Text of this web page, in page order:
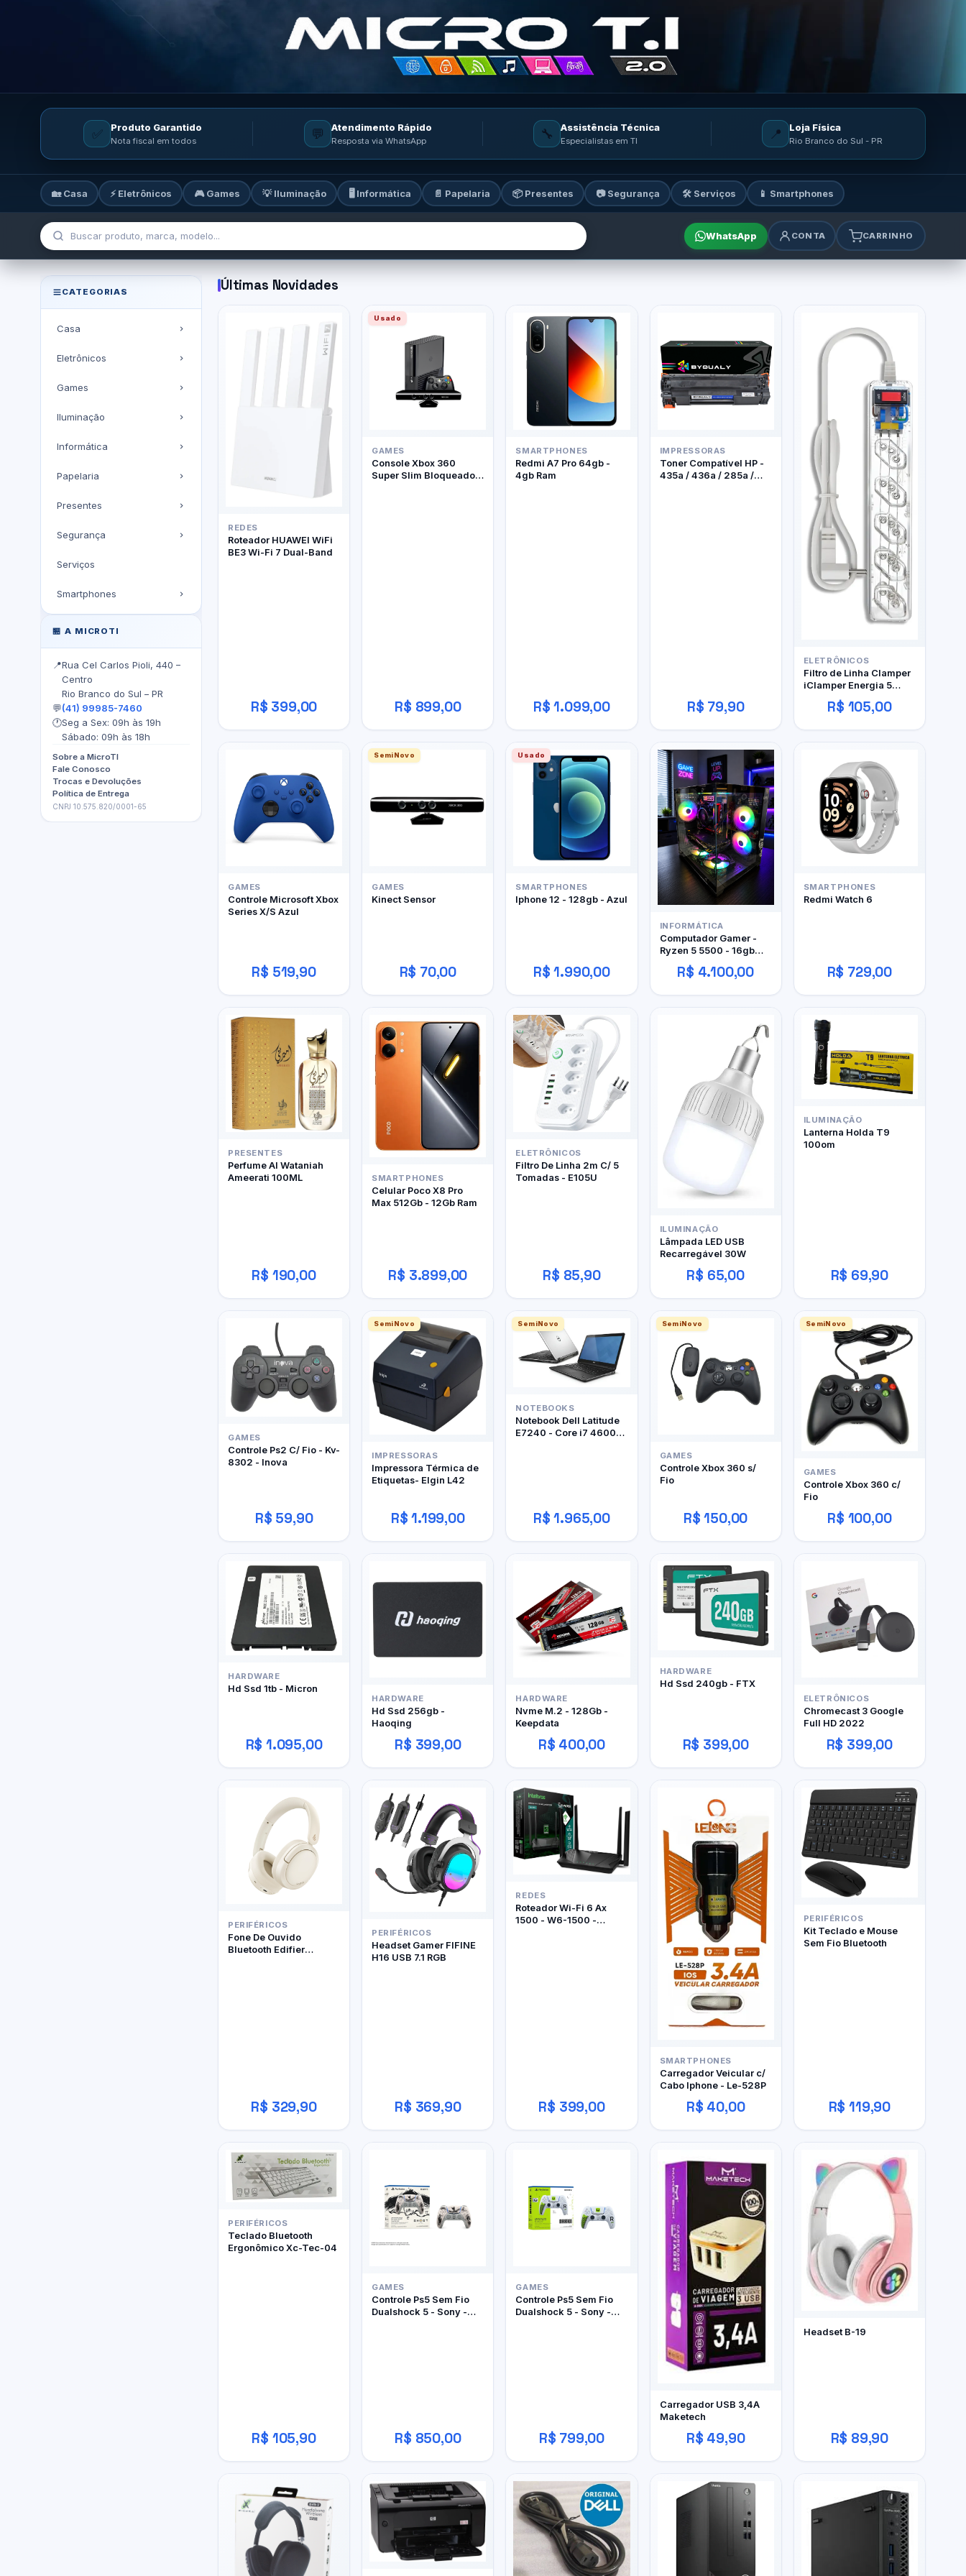
✅ Produto Garantido
Nota fiscal em todos 💬 Atendimento Rápido
Resposta via WhatsApp 🔧 Assistência Técnica
Especialistas em TI 📍 Loja Física
Rio Branco do Sul - PR
🏡 Casa ⚡ Eletrônicos 🎮 Games 💡 Iluminação 🖥️ Informática 📄 Papelaria 📦 Presentes 📷 Segurança 🛠️ Serviços 📱 Smartphones
WhatsApp CONTA CARRINHO
MicroTi — Sua loja de tecnologia: informática, celulares, games e acessórios
CATEGORIAS
Casa
Eletrônicos
Games
Iluminação
Informática
Papelaria
Presentes
Segurança
Serviços
Smartphones
🏪 A MICROTI
📍Rua Cel Carlos Pioli, 440 –
Centro
Rio Branco do Sul – PR
💬(41) 99985-7460
🕐Seg a Sex: 09h às 19h
Sábado: 09h às 18h
Sobre a MicroTI
Fale Conosco
Trocas e Devoluções
Política de Entrega
CNPJ 10.575.820/0001-65
Últimas Novidades
REDES
Roteador HUAWEI WiFi
BE3 Wi-Fi 7 Dual-Band
R$ 399,00
Usado
GAMES
Console Xbox 360
Super Slim Bloqueado +
R$ 899,00
SMARTPHONES
Redmi A7 Pro 64gb -
4gb Ram
R$ 1.099,00
IMPRESSORAS
Toner Compatível HP -
435a / 436a / 285a /
R$ 79,90
ELETRÔNICOS
Filtro de Linha Clamper
iClamper Energia 5
Tomadas
R$ 105,00
GAMES
Controle Microsoft Xbox
Series X/S Azul
R$ 519,90
SemiNovo
GAMES
Kinect Sensor
R$ 70,00
Usado
SMARTPHONES
Iphone 12 - 128gb - Azul
R$ 1.990,00
INFORMÁTICA
Computador Gamer -
Ryzen 5 5500 - 16gb
DDR4 - 480GB SSD - RX
480 4gb
R$ 4.100,00
SMARTPHONES
Redmi Watch 6
R$ 729,00
PRESENTES
Perfume Al Wataniah
Ameerati 100ML
R$ 190,00
SMARTPHONES
Celular Poco X8 Pro
Max 512Gb - 12Gb Ram
R$ 3.899,00
ELETRÔNICOS
Filtro De Linha 2m C/ 5
Tomadas - E105U
R$ 85,90
ILUMINAÇÃO
Lâmpada LED USB
Recarregável 30W
R$ 65,00
ILUMINAÇÃO
Lanterna Holda T9
100om
R$ 69,90
GAMES
Controle Ps2 C/ Fio - Kv-
8302 - Inova
R$ 59,90
SemiNovo
IMPRESSORAS
Impressora Térmica de
Etiquetas- Elgin L42
R$ 1.199,00
SemiNovo
NOTEBOOKS
Notebook Dell Latitude
E7240 - Core i7 4600U
R$ 1.965,00
SemiNovo
GAMES
Controle Xbox 360 s/
Fio
R$ 150,00
SemiNovo
GAMES
Controle Xbox 360 c/
Fio
R$ 100,00
HARDWARE
Hd Ssd 1tb - Micron
R$ 1.095,00
HARDWARE
Hd Ssd 256gb -
Haoqing
R$ 399,00
HARDWARE
Nvme M.2 - 128Gb -
Keepdata
R$ 400,00
HARDWARE
Hd Ssd 240gb - FTX
R$ 399,00
ELETRÔNICOS
Chromecast 3 Google
Full HD 2022
R$ 399,00
PERIFÉRICOS
Fone De Ouvido
Bluetooth Edifier
R$ 329,90
PERIFÉRICOS
Headset Gamer FIFINE
H16 USB 7.1 RGB
R$ 369,90
REDES
Roteador Wi-Fi 6 Ax
1500 - W6-1500 -
R$ 399,00
SMARTPHONES
Carregador Veicular c/
Cabo Iphone - Le-528P
R$ 40,00
PERIFÉRICOS
Kit Teclado e Mouse
Sem Fio Bluetooth
R$ 119,90
PERIFÉRICOS
Teclado Bluetooth
Ergonômico Xc-Tec-04
R$ 105,90
GAMES
Controle Ps5 Sem Fio
Dualshock 5 - Sony -
R$ 850,00
GAMES
Controle Ps5 Sem Fio
Dualshock 5 - Sony -
R$ 799,00
Carregador USB 3,4A
Maketech
R$ 49,90
Headset B-19
R$ 89,90